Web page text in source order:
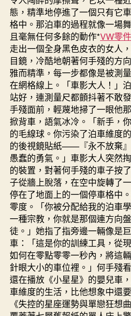
態，精準地停進了一個只有它
格中。那泊車的過程就像一場
且毫無任何多餘的動作*VW零件
走出一個全身黑色皮衣的女人
目鏡，冷酷地朝著何手殘的方
雅而精準，每一步都像是被測
在網格線上。「車影大人！」
站好，連測量尺都顫抖著不敢
手殘面前，輕蔑地掃了一眼他
掀背車，語氣冰冷。「新手，
的毛線球。你污染了泊車維度
的後視鏡貼紙——『永不放棄
愚蠢的勇氣。」車影大人突然
的裝置，對著何手殘的車子按
子從牆上脫落，在空中旋轉了
停在了地面上的一個停車格
零度。「你被分配給我的泊車
一種宗教，你就是那個連方向
徒。」她指了指旁邊一輛像是
車：「這是你的訓練工具，從
如何在零點零零一秒內，將這
針眼大小的車位裡。」何手殘
還在播放《小星星》的嬰兒車
車維度的生活，比他想象中還
《失控的星座運勢與單戀狂想